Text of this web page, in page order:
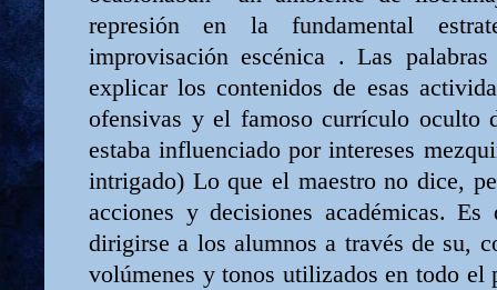
represión en la fundamental
improvisación escénica . Las
explicar los contenidos de esas
ofensivas y el famoso currículo oculto
estaba influenciado por intereses
intrigado) Lo que el maestro no dice,
acciones y decisiones académicas.
dirigirse a los alumnos a través de su,
volúmenes y tonos utilizados en todo el